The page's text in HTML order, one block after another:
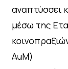
αναπτύσσει
μέσω της
AuM)